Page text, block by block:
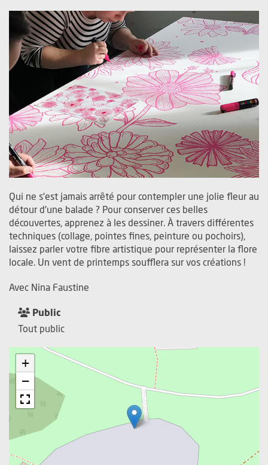
Qui ne s'est jamais arrêté pour contempler une jolie fleur au
détour d'une balade ? Pour conserver ces belles
découvertes, apprenez à les dessiner. À travers différentes
techniques (collage, pointes fines, peinture ou pochoirs),
laissez parler votre fibre artistique pour représenter la flore
locale. Un vent de printemps soufflera sur vos créations !
Avec Nina Faustine
Public
Tout public
+
−